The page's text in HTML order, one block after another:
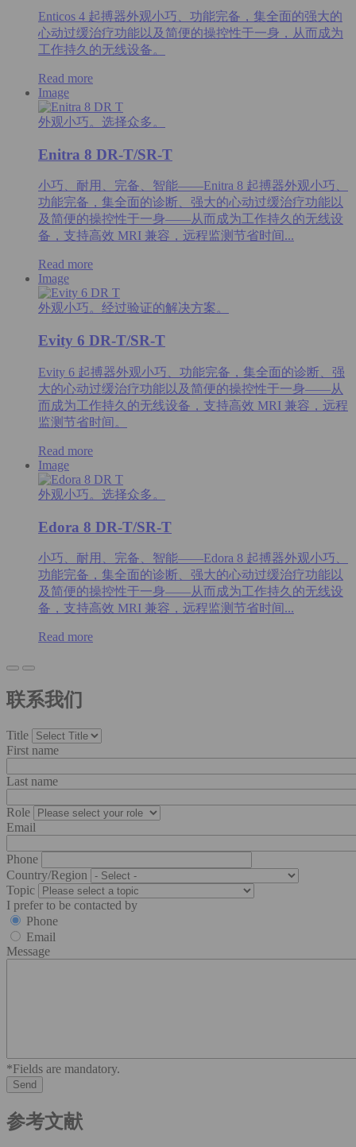
Enticos 4 起搏器外观小巧、功能完备，集全面的强大的
心动过缓治疗功能以及简便的操控性于一身，从而成为
工作持久的无线设备。
Read more
Image
外观小巧。选择众多。
Enitra 8 DR-T/SR-T
小巧、耐用、完备、智能——Enitra 8 起搏器外观小巧、
功能完备，集全面的诊断、强大的心动过缓治疗功能以
及简便的操控性于一身——从而成为工作持久的无线设
备，支持高效 MRI 兼容，远程监测节省时间...
Read more
Image
外观小巧。经过验证的解决方案。
Evity 6 DR-T/SR-T
Evity 6 起搏器外观小巧、功能完备，集全面的诊断、强
大的心动过缓治疗功能以及简便的操控性于一身——从
而成为工作持久的无线设备，支持高效 MRI 兼容，远程
监测节省时间。
Read more
Image
外观小巧。选择众多。
Edora 8 DR-T/SR-T
小巧、耐用、完备、智能——Edora 8 起搏器外观小巧、
功能完备，集全面的诊断、强大的心动过缓治疗功能以
及简便的操控性于一身——从而成为工作持久的无线设
备，支持高效 MRI 兼容，远程监测节省时间...
Read more
联系我们
Title
First name
Last name
Role
Email
Phone
Country/Region
Topic
I prefer to be contacted by
Phone
Email
Message
*Fields are mandatory.
参考文献